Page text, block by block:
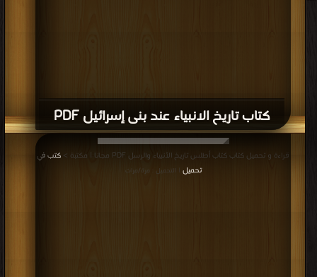
كتاب تاريخ الانبياء عند بنى إسرائيل PDF
قراءة و تحميل كتاب كتاب أطلس تاريخ الأنبياء والرسل PDF مجانا | مكتبة >
كتب في
تحميل
| التحميل : مرة/مرات